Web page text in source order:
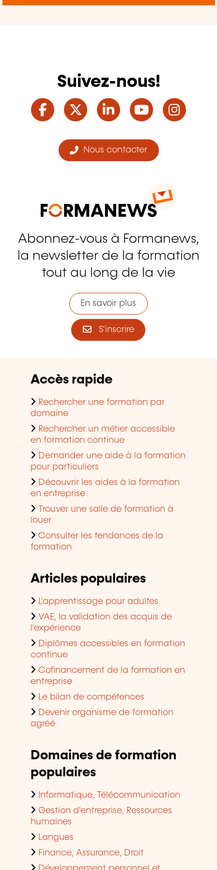
Suivez-nous!
Facebook
TwitterLinkedInYouTube
Nous contacter
Abonnez-vous à Formanews,
la newsletter de la formation
tout au long de la vie
En savoir plus
S'inscrire
Accès rapide
Rechercher une formation par
domaine
Rechercher un métier accessible
en formation continue
Demander une aide à la formation
pour particuliers
Découvrir les aides à la formation
en entreprise
Trouver une salle de formation à
louer
Consulter les tendances de la
formation
Articles populaires
L'apprentissage pour adultes
VAE, la validation des acquis de
l'expérience
Diplômes accessibles en formation
continue
Cofinancement de la formation en
entreprise
Le bilan de compétences
Devenir organisme de formation
agréé
Domaines de formation
populaires
Informatique, Télécommunication
Gestion d'entreprise, Ressources
humaines
Langues
Finance, Assurance, Droit